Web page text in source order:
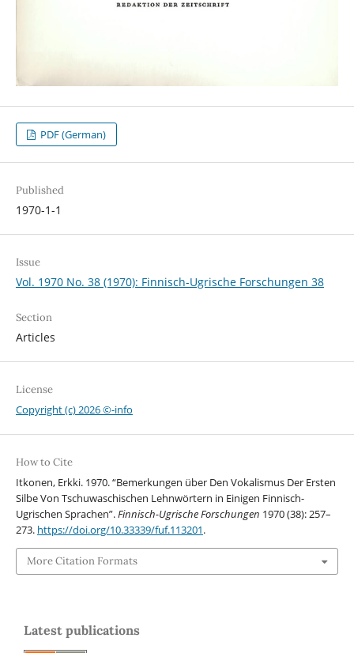
PDF (German)
Published
1970-1-1
Issue
Vol. 1970 No. 38 (1970): Finnisch-Ugrische Forschungen 38
Section
Articles
License
Copyright (c) 2026 ©-info
How to Cite
Itkonen, Erkki. 1970. “Bemerkungen über Den Vokalismus Der Ersten
Silbe Von Tschuwaschischen Lehnwörtern in Einigen Finnisch-
Ugrischen Sprachen”.Finnisch-Ugrische Forschungen 1970 (38): 257–
273. https://doi.org/10.33339/fuf.113201.
More Citation Formats
Latest publications